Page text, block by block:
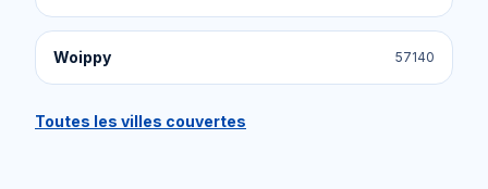
Woippy 57140
Toutes les villes couvertes